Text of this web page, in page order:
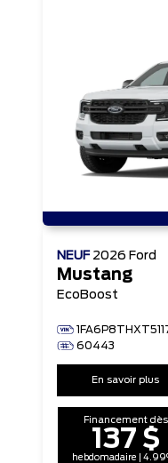
NEUF 2026 Ford
Mustang
EcoBoost
60443
En savoir plus
Financement dès
137 $
hebdomadaire |